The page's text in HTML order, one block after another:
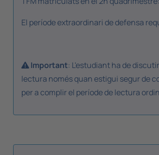
El període extraordinari de defensa
Important: L'estudiant ha de
lectura només quan estigui segur de
per a complir el període de lectura